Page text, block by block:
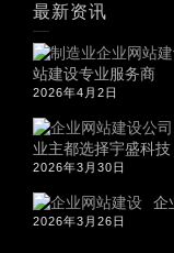
最新资讯
站建设专业服务商
2026年4月2日
业主都选择宇盛科技
2026年3月30日
企
2026年3月26日